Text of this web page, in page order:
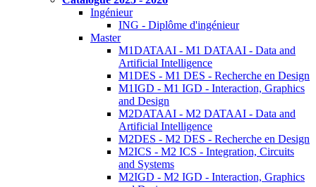
Ingénieur
ING - Diplôme d'ingénieur
Master
M1DATAAI - M1 DATAAI - Data and
Artificial Intelligence
M1DES - M1 DES - Recherche en Design
M1IGD - M1 IGD - Interaction, Graphics
and Design
M2DATAAI - M2 DATAAI - Data and
Artificial Intelligence
M2DES - M2 DES - Recherche en Design
M2ICS - M2 ICS - Integration, Circuits
and Systems
M2IGD - M2 IGD - Interaction, Graphics